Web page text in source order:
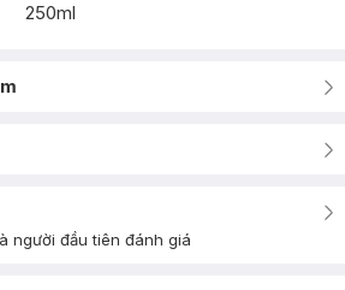
250ml
người đầu tiên đánh giá